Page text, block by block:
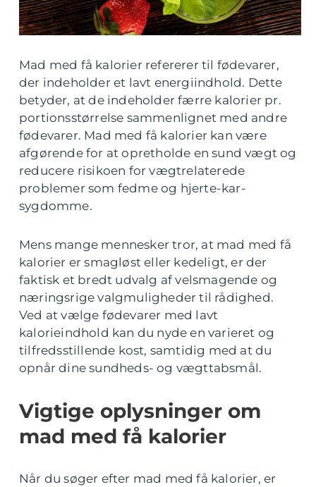
Mad med få kalorier refererer til fødevarer,
der indeholder et lavt energiindhold. Dette
betyder, at de indeholder færre kalorier pr.
portionsstørrelse sammenlignet med andre
fødevarer. Mad med få kalorier kan være
afgørende for at opretholde en sund vægt og
reducere risikoen for vægtrelaterede
problemer som fedme og hjerte-kar-
sygdomme.
Mens mange mennesker tror, at mad med få
kalorier er smagløst eller kedeligt, er der
faktisk et bredt udvalg af velsmagende og
næringsrige valgmuligheder til rådighed.
Ved at vælge fødevarer med lavt
kalorieindhold kan du nyde en varieret og
tilfredsstillende kost, samtidig med at du
opnår dine sundheds- og vægttabsmål.
Vigtige oplysninger om
mad med få kalorier
Når du søger efter mad med få kalorier, er